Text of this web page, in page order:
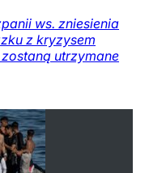
ws. zniesienia
z kryzysem
utrzymane